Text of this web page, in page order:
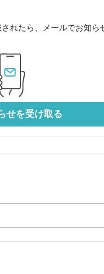
れたら、メールでお知ら
せを受け取る